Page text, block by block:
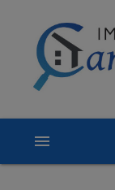
menu